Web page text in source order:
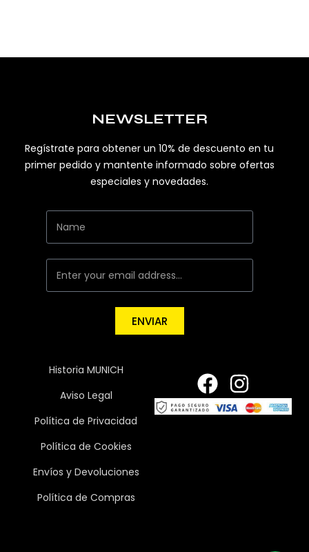
NEWSLETTER
Regístrate para obtener un 10% de descuento en tu
primer pedido y mantente informado sobre ofertas
especiales y novedades.
ENVIAR
Historia MUNICH
Aviso Legal
Política de Privacidad
Política de Cookies
Envíos y Devoluciones
Política de Compras